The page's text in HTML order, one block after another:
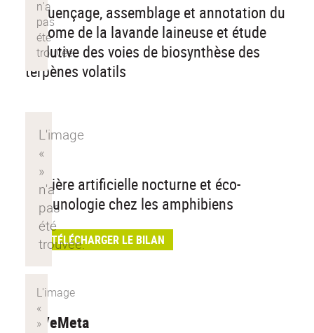
Séquençage, assemblage et annotation du
génome de la lavande laineuse et étude
évolutive des voies de biosynthèse des
terpènes volatils
Lea
Lumière artificielle nocturne et éco-
immunologie chez les amphibiens
TÉLÉCHARGER LE BILAN
LeVeMeta